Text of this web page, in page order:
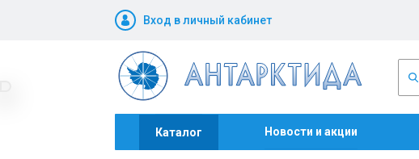
Вход в личный кабинет
Каталог Новости и акции